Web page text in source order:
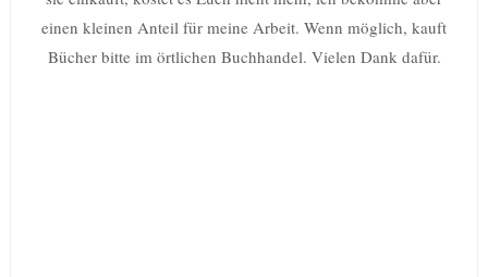
einen kleinen Anteil für meine Arbeit. Wenn möglich, kauft
Bücher bitte im örtlichen Buchhandel. Vielen Dank dafür.